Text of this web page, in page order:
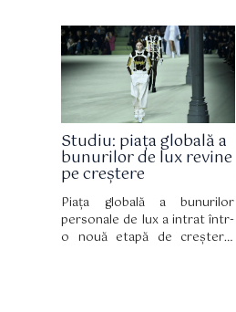
simplu parteneriat, această
colaborare celebrează o
personalitate multifațetată,
perfect aliniată cu lumea casei
de modă italiene, însoțind
totodată lansarea parfumului
Prada Paradoxe Sweet
Chemistry Eau de Parfum, o
nouă creație olfactivă cu o
semnătură fructată și florală.
Studiu: piața globală a
bunurilor de lux revine
pe creștere
Piața globală a bunurilor
personale de lux a intrat într-
o nouă etapă de creștere,